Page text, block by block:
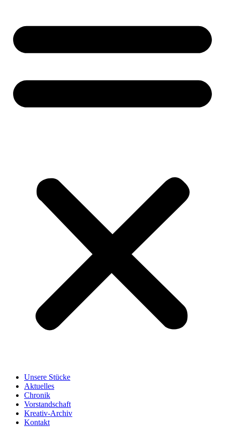
Unsere Stücke
Aktuelles
Chronik
Vorstandschaft
Kreativ-Archiv
Kontakt